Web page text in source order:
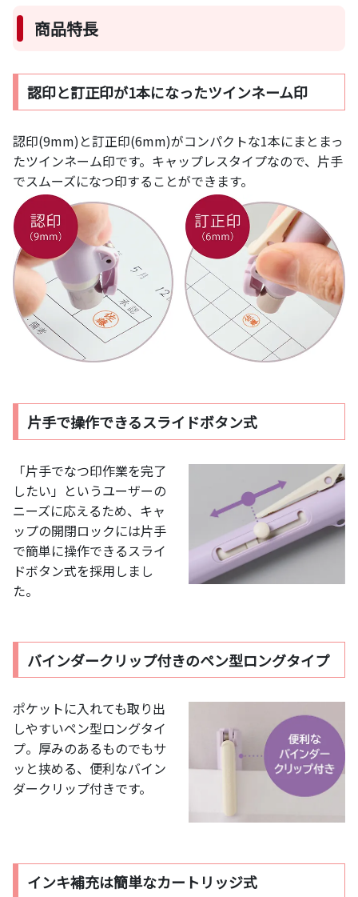
商品特長
認印と訂正印が1本になったツインネーム印
認印(9mm)と訂正印(6mm)がコンパクトな1本にまとまっ
たツインネーム印です。キャップレスタイプなので、片手
でスムーズになつ印することができます。
片手で操作できるスライドボタン式
「片手でなつ印作業を完了
したい」というユーザーの
ニーズに応えるため、キャ
ップの開閉ロックには片手
で簡単に操作できるスライ
ドボタン式を採用しまし
た。
バインダークリップ付きのペン型ロングタイプ
ポケットに入れても取り出
しやすいペン型ロングタイ
プ。厚みのあるものでもサ
ッと挟める、便利なバイン
ダークリップ付きです。
インキ補充は簡単なカートリッジ式